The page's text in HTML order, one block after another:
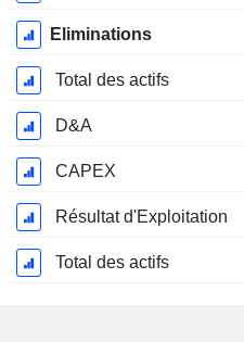
Eliminations
Total des actifs
D&A
CAPEX
Résultat d'Exploitation
Total des actifs